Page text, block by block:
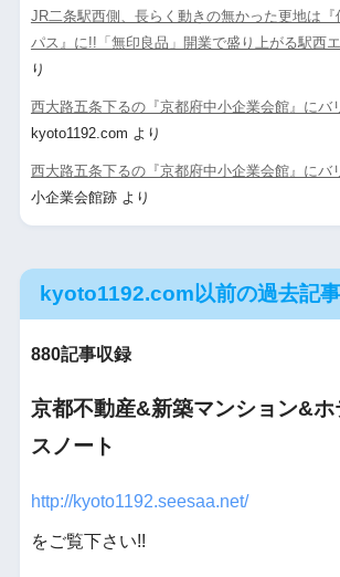
JR二条駅西側、長らく動きの無かった更地は『
パス』に!!「無印良品」開業で盛り上がる駅西
り
西大路五条下るの『京都府中小企業会館』にバ
kyoto1192.com より
西大路五条下るの『京都府中小企業会館』にバ
小企業会館跡より
kyoto1192.com以前の過去記事
880記事収録
京都不動産&新築マンション&
スノート
http://kyoto1192.seesaa.net/
をご覧下さい!!